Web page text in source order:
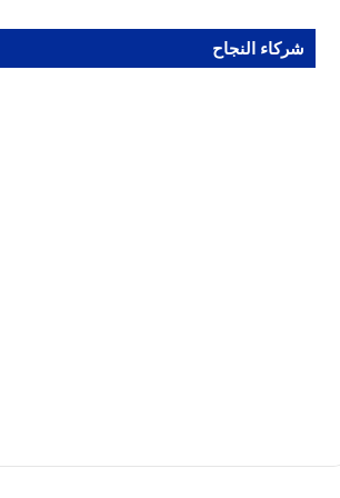
شركاء النجاح